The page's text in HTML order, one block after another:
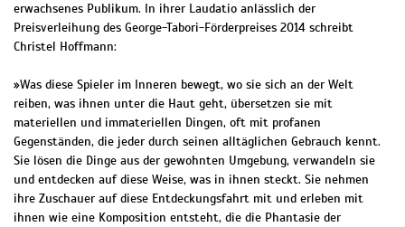
erwachsenes Publikum. In ihrer Laudatio anlässlich der
Preisverleihung des George-Tabori-Förderpreises 2014 schreibt
Christel Hoffmann:
»Was diese Spieler im Inneren bewegt, wo sie sich an der Welt
reiben, was ihnen unter die Haut geht, übersetzen sie mit
materiellen und immateriellen Dingen, oft mit profanen
Gegenständen, die jeder durch seinen alltäglichen Gebrauch kennt.
Sie lösen die Dinge aus der gewohnten Umgebung, verwandeln sie
und entdecken auf diese Weise, was in ihnen steckt. Sie nehmen
ihre Zuschauer auf diese Entdeckungsfahrt mit und erleben mit
ihnen wie eine Komposition entsteht, die die Phantasie der